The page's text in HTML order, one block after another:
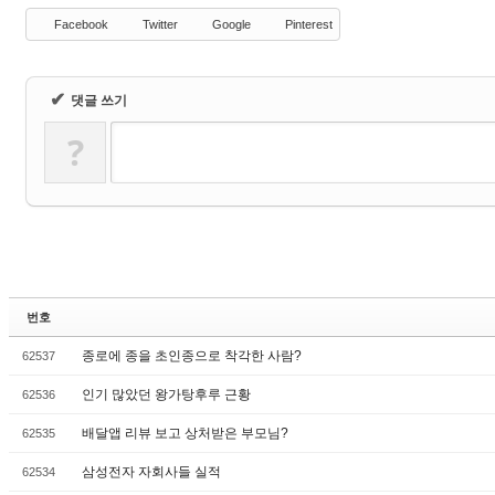
Facebook Twitter Google Pinterest
✔ 댓글 쓰기
?
번호
62537 종로에 종을 초인종으로 착각한 사람?
62536 인기 많았던 왕가탕후루 근황
62535 배달앱 리뷰 보고 상처받은 부모님?
62534 삼성전자 자회사들 실적